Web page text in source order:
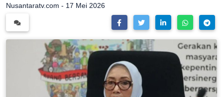
Nusantaratv.com - 17 Mei 2026